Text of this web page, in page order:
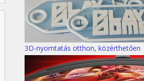
3D-nyomtatás otthon, közérthetően